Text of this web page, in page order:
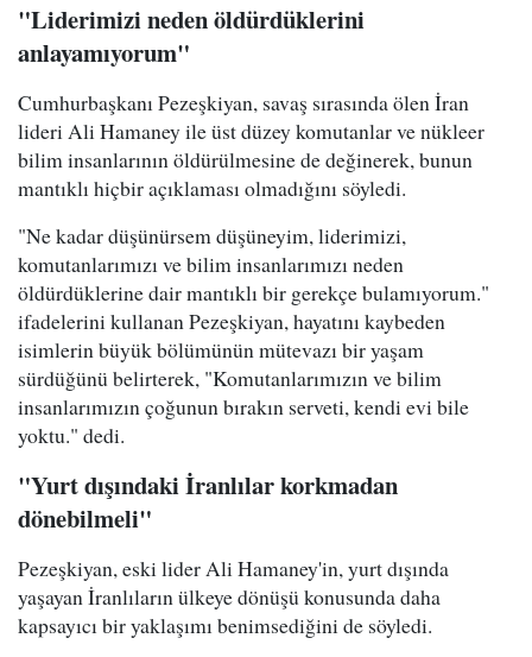
"Liderimizi neden öldürdüklerini
anlayamıyorum"
Cumhurbaşkanı Pezeşkiyan, savaş sırasında ölen İran
lideri Ali Hamaney ile üst düzey komutanlar ve nükleer
bilim insanlarının öldürülmesine de değinerek, bunun
mantıklı hiçbir açıklaması olmadığını söyledi.
"Ne kadar düşünürsem düşüneyim, liderimizi,
komutanlarımızı ve bilim insanlarımızı neden
öldürdüklerine dair mantıklı bir gerekçe bulamıyorum."
ifadelerini kullanan Pezeşkiyan, hayatını kaybeden
isimlerin büyük bölümünün mütevazı bir yaşam
sürdüğünü belirterek, "Komutanlarımızın ve bilim
insanlarımızın çoğunun bırakın serveti, kendi evi bile
yoktu." dedi.
"Yurt dışındaki İranlılar korkmadan
dönebilmeli"
Pezeşkiyan, eski lider Ali Hamaney'in, yurt dışında
yaşayan İranlıların ülkeye dönüşü konusunda daha
kapsayıcı bir yaklaşımı benimsediğini de söyledi.